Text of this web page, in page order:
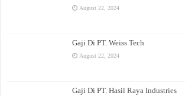
August 22, 2024
Gaji Di PT. Weiss Tech
August 22, 2024
Gaji Di PT. Hasil Raya Industries